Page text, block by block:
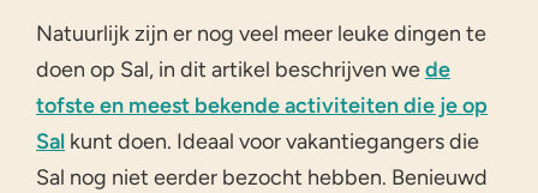
Natuurlijk zijn er nog veel meer leuke dingen te
doen op Sal, in dit artikel beschrijven wede
tofste en meest bekende activiteiten die je op
Sal kunt doen. Ideaal voor vakantiegangers die
Sal nog niet eerder bezocht hebben. Benieuwd